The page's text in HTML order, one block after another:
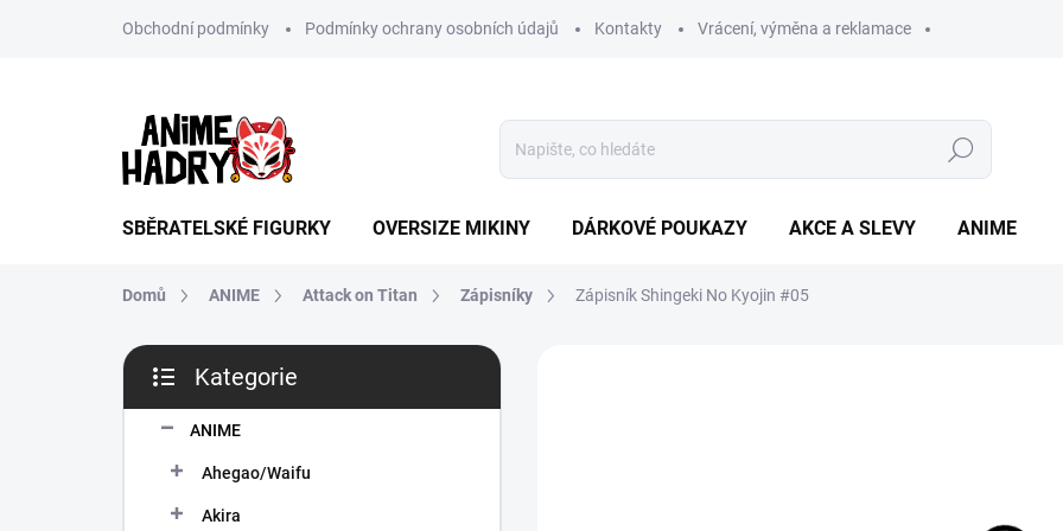
Obchodní podmínky Podmínky ochrany osobních údajů Kontakty Vrácení, výměna a reklamace
Hledat
SBĚRATELSKÉ FIGURKY OVERSIZE MIKINY DÁRKOVÉ POUKAZY AKCE A SLEVY ANIME
Domů ANIME Attack on Titan Zápisníky Zápisník Shingeki No Kyojin #05
P
s
kategorie
Kategorie
ANIME
Ahegao/Waifu
Akira